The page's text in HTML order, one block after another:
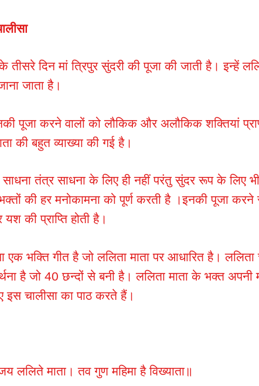
तीसरे दिन मां त्रिपुर सुंदरी की पूजा की जाती है। इन्हें
जाता है।
पूजा करने वालों को लौकिक और अलौकिक शक्तियां
की बहुत व्याख्या की गई है।
तंत्र साधना के लिए ही नहीं परंतु सुंदर रूप के लिए
की हर मनोकामना को पूर्ण करती है ।इनकी पूजा
की प्राप्ति होती है।
एक भक्ति गीत है जो ललिता माता पर आधारित है। ललिता
है जो 40 छन्दों से बनी है। ललिता माता के भक्त अपनी
इस चालीसा का पाठ करते हैं।
ललिते माता। तव गुण महिमा है विख्याता॥